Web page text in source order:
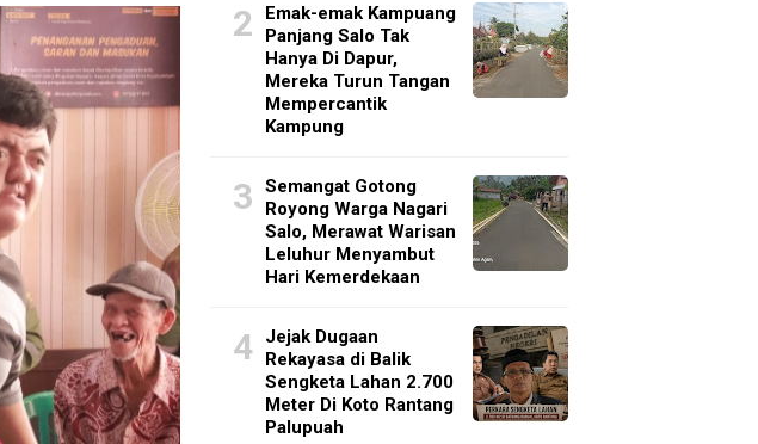
Emak-emak Kampuang
Panjang Salo Tak
Hanya Di Dapur,
Mereka Turun Tangan
Mempercantik
Kampung
Semangat Gotong
Royong Warga Nagari
Salo, Merawat Warisan
Leluhur Menyambut
Hari Kemerdekaan
Jejak Dugaan
Rekayasa di Balik
Sengketa Lahan 2.700
Meter Di Koto Rantang
Palupuah